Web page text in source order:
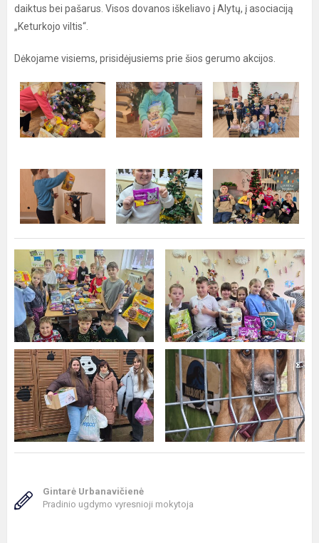
daiktus bei pašarus. Visos dovanos iškeliavo į Alytų, į asociaciją
„Keturkojo viltis“.
Dėkojame visiems, prisidėjusiems prie šios gerumo akcijos.
Gintarė Urbanavičienė
Pradinio ugdymo vyresnioji mokytoja